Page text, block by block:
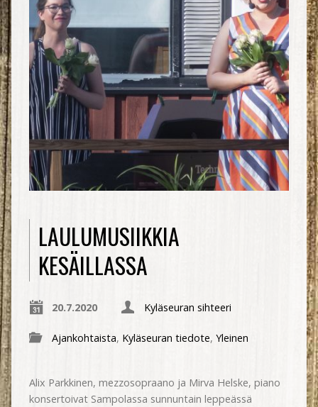
LAULUMUSIIKKIA
KESÄILLASSA
20.7.2020 Kyläseuran sihteeri
Ajankohtaista, Kyläseuran tiedote, Yleinen
Alix Parkkinen, mezzosopraano ja Mirva Helske, piano
konsertoivat Sampolassa sunnuntain leppeässä